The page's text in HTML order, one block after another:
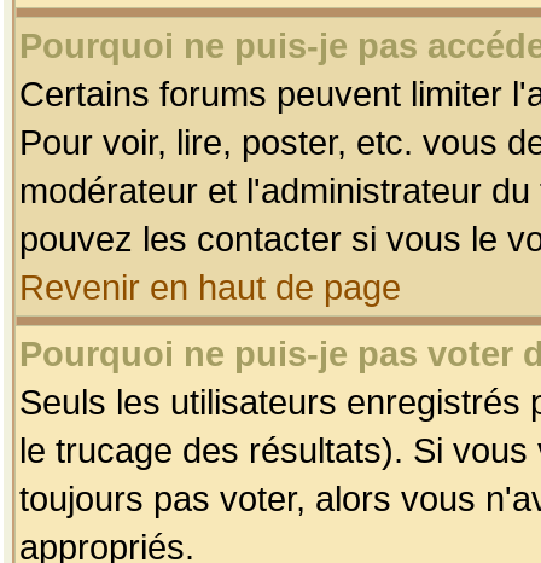
Pourquoi ne puis-je pas
Certains forums peuvent limiter
Pour voir, lire, poster, etc. vous
modérateur et l'administrateur
pouvez les contacter si vous le
Revenir en haut de page
Pourquoi ne puis-je pas voter
Seuls les utilisateurs enregistrés
le trucage des résultats). Si
toujours pas voter, alors vous
appropriés.